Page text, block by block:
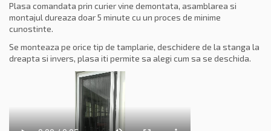
Plasa comandata prin curier vine demontata, asamblarea si
montajul dureaza doar 5 minute cu un proces de minime
cunostinte.
Se monteaza pe orice tip de tamplarie, deschidere de la stanga la
dreapta si invers, plasa iti permite sa alegi cum sa se deschida.